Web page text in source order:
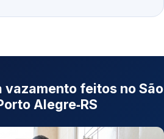
feitos no São
Alegre‑RS